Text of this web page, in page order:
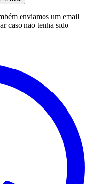
enviamos um email
caso não tenha sido